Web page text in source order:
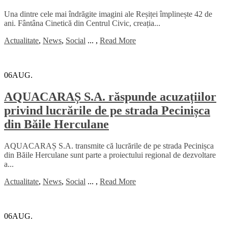
Una dintre cele mai îndrăgite imagini ale Reșiței împlinește 42 de
ani. Fântâna Cinetică din Centrul Civic, creația...
Actualitate, News, Social ... , Read More
06AUG.
AQUACARAȘ S.A. răspunde acuzațiilor
privind lucrările de pe strada Pecinișca
din Băile Herculane
AQUACARAȘ S.A. transmite că lucrările de pe strada Pecinișca
din Băile Herculane sunt parte a proiectului regional de dezvoltare
a...
Actualitate, News, Social ... , Read More
06AUG.